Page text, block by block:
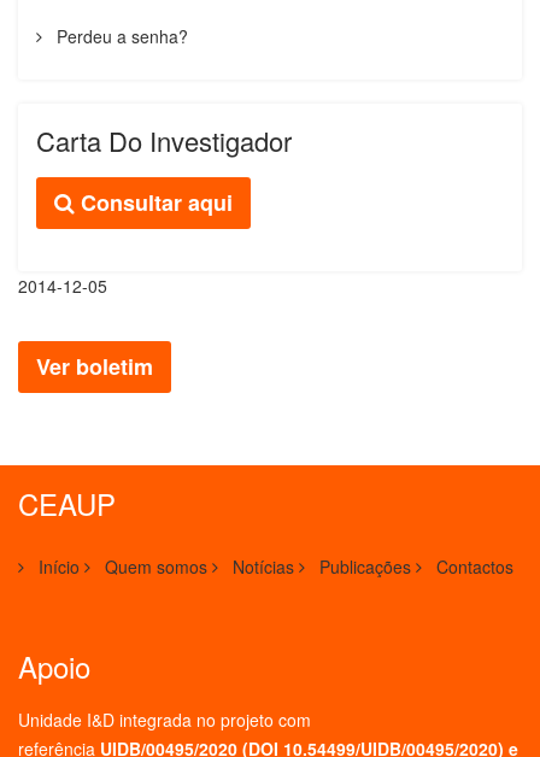
Perdeu a senha?
Carta Do Investigador
Consultar aqui
2014-12-05
Ver boletim
CEAUP
Início Quem somos Notícias Publicações Contactos
Apoio
Unidade I&D integrada no projeto com
referência UIDB/00495/2020 (DOI 10.54499/UIDB/00495/2020) e